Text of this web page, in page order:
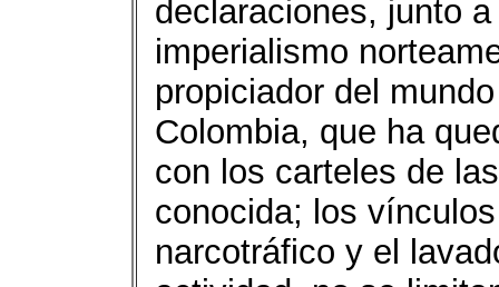
declaraciones, junto
imperialismo
propiciador del
Colombia, que ha
con los carteles de
conocida; los
narcotráfico y el